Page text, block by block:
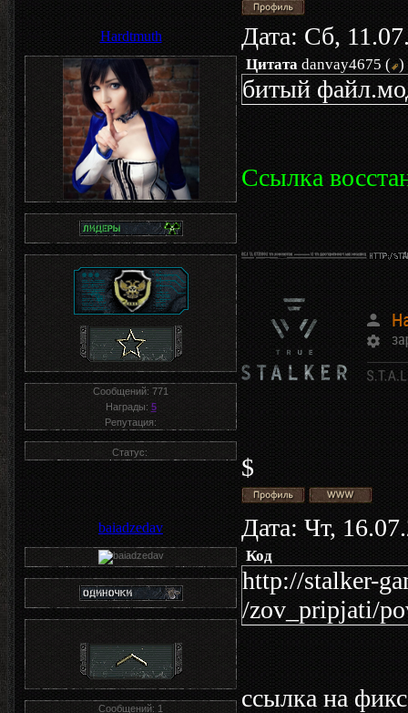
Hardtmuth Дата: Сб,
Сообщений: 771
Награды: 5
Репутация:
Статус:
Цитата danvay4675 ( )
битый
Ссылка
$
baiadzedav Дата: Чт,
Сообщений: 1
Код
http://stalker-
/zov_pripjati/
ссылка на